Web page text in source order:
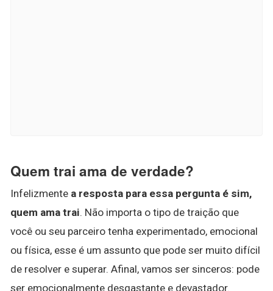
Quem trai ama de verdade?
Infelizmente a resposta para essa pergunta é sim,
quem ama trai. Não importa o tipo de traição que
você ou seu parceiro tenha experimentado, emocional
ou física, esse é um assunto que pode ser muito difícil
de resolver e superar. Afinal, vamos ser sinceros: pode
ser emocionalmente desgastante e devastador.